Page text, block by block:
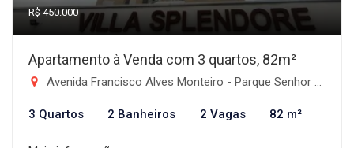
R$ 450.000
Apartamento à Venda com 3 quartos, 82m²
Avenida Francisco Alves Monteiro - Parque Senhor do Bonfim, Taubaté-SP
3 Quartos 2 Banheiros 2 Vagas 82 m²